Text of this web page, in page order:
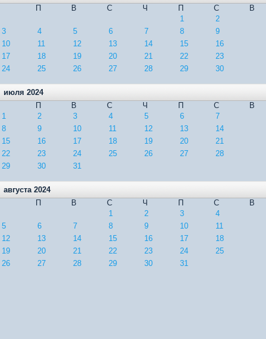
П
В С Ч П С
В
1
2
3
4 5 6 7 8
9
10
11 12 13 14 15
16
17
18 19 20 21 22
23
24
25 26 27 28 29 30
июля 2024
П
В С Ч П С
В
1
2 3 4 5 6
7
8
9 10 11 12 13
14
15
16 17 18 19 20
21
22
23 24 25 26 27
28
29
30 31
августа 2024
П
В С Ч П С
В
1
2 3
4
5
6 7 8 9 10
11
12
13 14 15 16 17
18
19
20 21 22 23 24
25
26
27 28 29 30 31